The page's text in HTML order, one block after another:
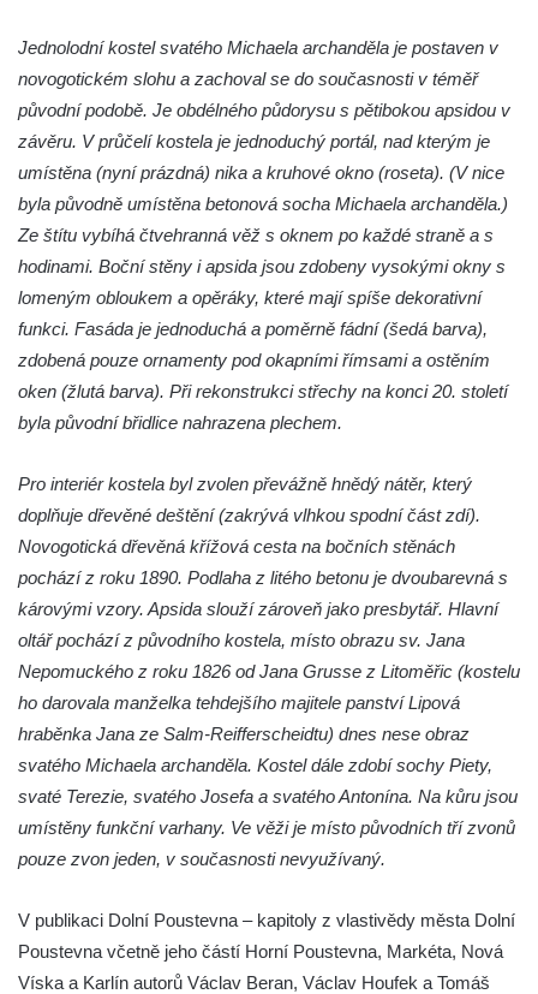
Třebonínem
Kaple v severní části Dolního Třebonína
Márnice na hřbitově v Rybniště
Kaple u kostela svatého Jiljí v Lužci nad
Vltavou
Kaple Božího těla na hřbitově v Hostíně u
Vojkovic
Kostel Nanebevzetí Panny Marie v Hostíně
u Vojkovic
Kaple svatého Bartoloměje v Bukolu
Hřbitovní kaple na hřbitově v Lužci nad
Márnice na hřbitově v Hrobčicích
Kostel svatého Havla na hřbitově v
Hrobčicích
Kaple svatého Vavřince v Mirošovicích
Márnice na hřbitově v Račicích
Márnice na hřbitově v Dobříni
Kaple v Bezděkově
Kaple Nejsvětější Trojice v centru Liběšic
Výklenková kaple na rozcestí na jižním
okraji Liběšic
Kaple svatého Blažeje východně od Lužice
Kostel svatého Augustina v Lužici
Jednolodní kostel svatého Michaela archanděla je postaven v
novogotickém slohu a zachoval se do současnosti v téměř
původní podobě. Je obdélného půdorysu s pětibokou apsidou v
závěru. V průčelí kostela je jednoduchý portál, nad kterým je
umístěna (nyní prázdná) nika a kruhové okno (roseta). (V nice
byla původně umístěna betonová socha Michaela archanděla.)
Ze štítu vybíhá čtvehranná věž s oknem po každé straně a s
hodinami. Boční stěny i apsida jsou zdobeny vysokými okny s
lomeným obloukem a opěráky, které mají spíše dekorativní
funkci. Fasáda je jednoduchá a poměrně fádní (šedá barva),
zdobená pouze ornamenty pod okapními římsami a ostěním
oken (žlutá barva). Při rekonstrukci střechy na konci 20. století
byla původní břidlice nahrazena plechem.
Pro interiér kostela byl zvolen převážně hnědý nátěr, který
doplňuje dřevěné deštění (zakrývá vlhkou spodní část zdí).
Novogotická dřevěná křížová cesta na bočních stěnách
pochází z roku 1890. Podlaha z litého betonu je dvoubarevná s
károvými vzory. Apsida slouží zároveň jako presbytář. Hlavní
oltář pochází z původního kostela, místo obrazu sv. Jana
Nepomuckého z roku 1826 od Jana Grusse z Litoměřic (kostelu
ho darovala manželka tehdejšího majitele panství Lipová
hraběnka Jana ze Salm-Reifferscheidtu) dnes nese obraz
svatého Michaela archanděla. Kostel dále zdobí sochy Piety,
svaté Terezie, svatého Josefa a svatého Antonína. Na kůru jsou
umístěny funkční varhany. Ve věži je místo původních tří zvonů
pouze zvon jeden, v současnosti nevyužívaný.
V publikaci Dolní Poustevna – kapitoly z vlastivědy města Dolní
Poustevna včetně jeho částí Horní Poustevna, Markéta, Nová
Víska a Karlín autorů Václav Beran, Václav Houfek a Tomáš